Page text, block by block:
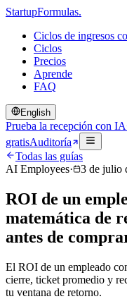
StartupFormulas.
Ciclos de ingresos
Ciclos
Precios
Aprende
FAQ
English
Prueba la recepción con IA
gratisAuditoría
Todas las guías
AI Employees· 3 de julio
ROI de un
matemática de
antes de
El ROI de un empleado
cierre, ticket promedio y
tu ventana de retorno.